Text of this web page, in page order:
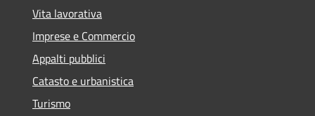
Vita lavorativa
Imprese e Commercio
Appalti pubblici
Catasto e urbanistica
Turismo